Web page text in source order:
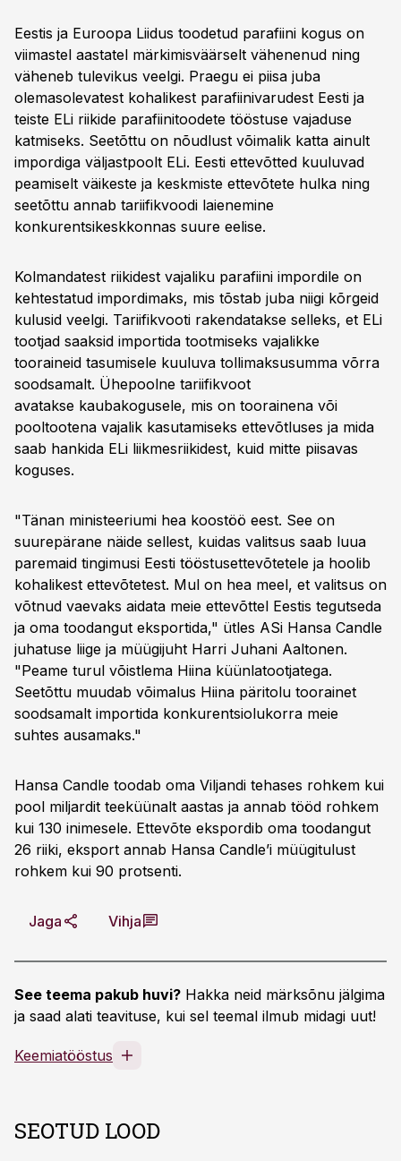
Eestis ja Euroopa Liidus toodetud parafiini kogus on
viimastel aastatel märkimisväärselt vähenenud ning
väheneb tulevikus veelgi. Praegu ei piisa juba
olemasolevatest kohalikest parafiinivarudest Eesti ja
teiste ELi riikide parafiinitoodete tööstuse vajaduse
katmiseks. Seetõttu on nõudlust võimalik katta ainult
impordiga väljastpoolt ELi. Eesti ettevõtted kuuluvad
peamiselt väikeste ja keskmiste ettevõtete hulka ning
seetõttu annab tariifikvoodi laienemine
konkurentsikeskkonnas suure eelise.
Kolmandatest riikidest vajaliku parafiini impordile on
kehtestatud impordimaks, mis tõstab juba niigi kõrgeid
kulusid veelgi. Tariifikvooti rakendatakse selleks, et ELi
tootjad saaksid importida tootmiseks vajalikke
tooraineid tasumisele kuuluva tollimaksusumma võrra
soodsamalt. Ühepoolne tariifikvoot
avatakse kaubakogusele, mis on toorainena või
pooltootena vajalik kasutamiseks ettevõtluses ja mida
saab hankida ELi liikmesriikidest, kuid mitte piisavas
koguses.
"Tänan ministeeriumi hea koostöö eest. See on
suurepärane näide sellest, kuidas valitsus saab luua
paremaid tingimusi Eesti tööstusettevõtetele ja hoolib
kohalikest ettevõtetest. Mul on hea meel, et valitsus on
võtnud vaevaks aidata meie ettevõttel Eestis tegutseda
ja oma toodangut eksportida," ütles ASi Hansa Candle
juhatuse liige ja müügijuht Harri Juhani Aaltonen.
"Peame turul võistlema Hiina küünlatootjatega.
Seetõttu muudab võimalus Hiina päritolu toorainet
soodsamalt importida konkurentsiolukorra meie
suhtes ausamaks."
Hansa Candle toodab oma Viljandi tehases rohkem kui
pool miljardit teeküünalt aastas ja annab tööd rohkem
kui 130 inimesele. Ettevõte ekspordib oma toodangut
26 riiki, eksport annab Hansa Candle’i müügitulust
rohkem kui 90 protsenti.
Jaga Vihja
See teema pakub huvi? Hakka neid märksõnu jälgima
ja saad alati teavituse, kui sel teemal ilmub midagi uut!
Keemiatööstus
SEOTUD LOOD